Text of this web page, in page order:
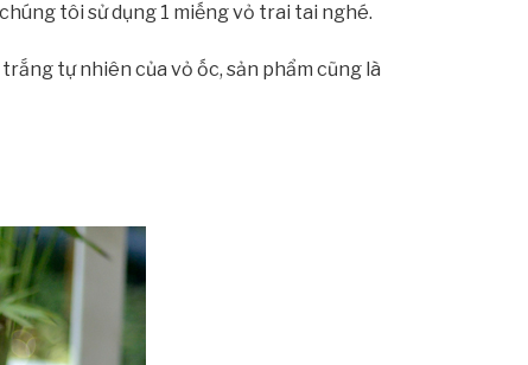
tôi sử dụng 1 miếng vỏ trai tai nghé.
tự nhiên của vỏ ốc, sản phẩm cũng là